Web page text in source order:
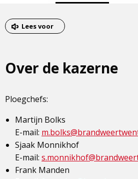
menu:
van
het
Lees voor
Over de kazerne
Ploegchefs:
Martijn Bolks
E-mail:
Sjaak Monnikhof
E-mail:
Frank Manden